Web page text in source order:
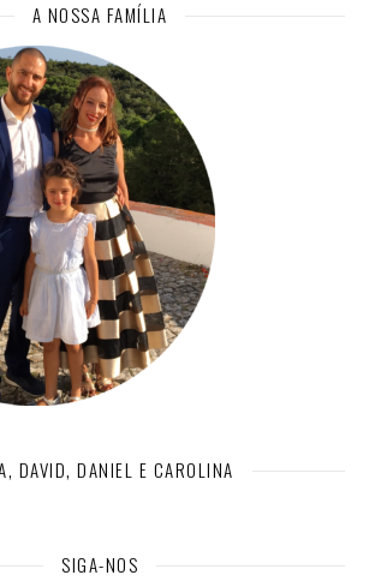
A NOSSA FAMÍLIA
DAVID, DANIEL E CAROLINA
SIGA-NOS